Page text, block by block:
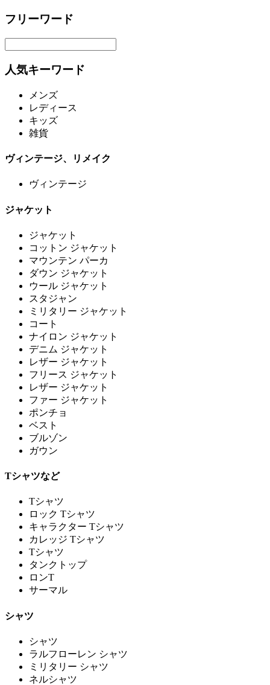
フリーワード
人気キーワード
メンズ
レディース
キッズ
雑貨
ヴィンテージ、リメイク
ヴィンテージ
ジャケット
ジャケット
コットン ジャケット
マウンテン パーカ
ダウン ジャケット
ウール ジャケット
スタジャン
ミリタリー ジャケット
コート
ナイロン ジャケット
デニム ジャケット
レザー ジャケット
フリース ジャケット
レザー ジャケット
ファー ジャケット
ポンチョ
ベスト
ブルゾン
ガウン
Tシャツなど
Tシャツ
ロック Tシャツ
キャラクター Tシャツ
カレッジ Tシャツ
Tシャツ
タンクトップ
ロンT
サーマル
シャツ
シャツ
ラルフローレン シャツ
ミリタリー シャツ
ネルシャツ